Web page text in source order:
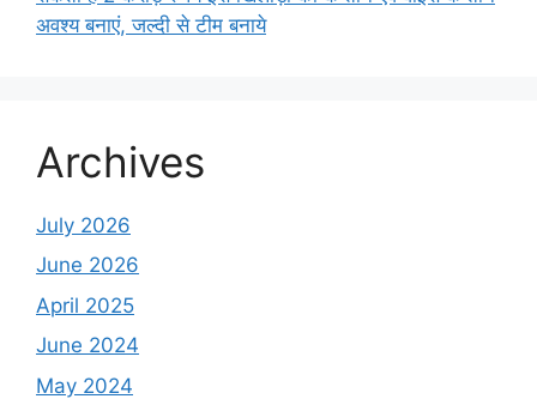
अवश्य बनाएं, जल्दी से टीम बनाये
Archives
July 2026
June 2026
April 2025
June 2024
May 2024